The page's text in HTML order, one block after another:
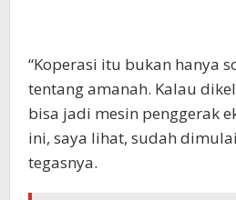
“Koperasi itu bukan hanya
tentang amanah. Kalau
bisa jadi mesin penggerak
ini, saya lihat, sudah
tegasnya.